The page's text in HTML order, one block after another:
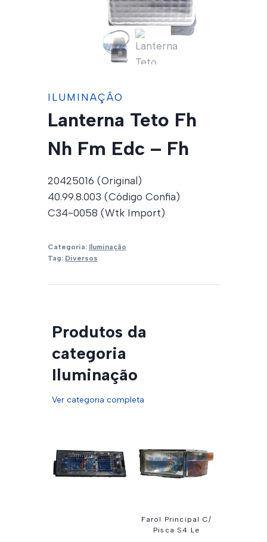
ILUMINAÇÃO
Lanterna Teto Fh
Nh Fm Edc – Fh
20425016 (Original)
40.99.8.003 (Código Confia)
C34-0058 (Wtk Import)
Categoria: Iluminação
Tag: Diversos
Produtos da
categoria
Iluminação
Ver categoria completa
Farol Principal C/
Pisca S4 Le